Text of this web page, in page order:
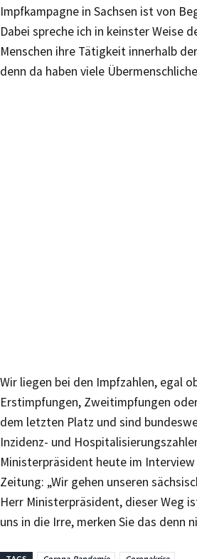
Impfkampagne in Sachsen ist von
Dabei spreche ich in keinster Weise
Menschen ihre Tätigkeit innerhalb
denn da haben viele
Wir liegen bei den Impfzahlen, egal
Erstimpfungen, Zweitimpfungen
dem letzten Platz und sind
Inzidenz- und
Ministerpräsident heute im Interview
Zeitung: „Wir gehen unseren
Herr Ministerpräsident, dieser Weg
uns in die Irre, merken Sie das denn